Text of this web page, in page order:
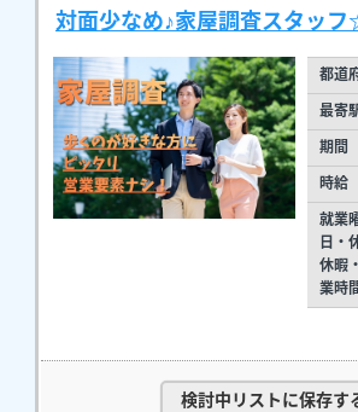
対面少なめ♪家屋調査スタッ
都道
最寄
期間
時給
就業
日・
休暇
業時
検討中リストに保存す